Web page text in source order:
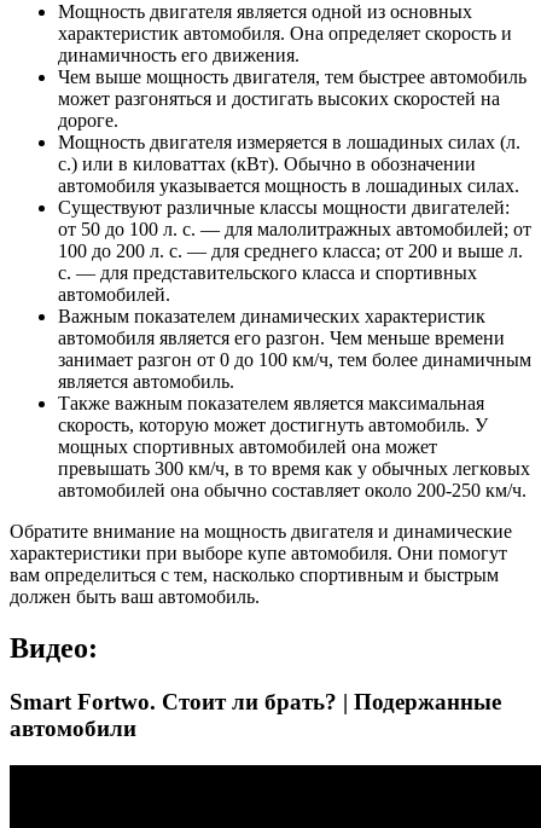
Мощность двигателя является одной из основных
характеристик автомобиля. Она определяет скорость и
динамичность его движения.
Чем выше мощность двигателя, тем быстрее автомобиль
может разгоняться и достигать высоких скоростей на
дороге.
Мощность двигателя измеряется в лошадиных силах (л.
с.) или в киловаттах (кВт). Обычно в обозначении
автомобиля указывается мощность в лошадиных силах.
Существуют различные классы мощности двигателей:
от 50 до 100 л. с. — для малолитражных автомобилей; от
100 до 200 л. с. — для среднего класса; от 200 и выше л.
с. — для представительского класса и спортивных
автомобилей.
Важным показателем динамических характеристик
автомобиля является его разгон. Чем меньше времени
занимает разгон от 0 до 100 км/ч, тем более динамичным
является автомобиль.
Также важным показателем является максимальная
скорость, которую может достигнуть автомобиль. У
мощных спортивных автомобилей она может
превышать 300 км/ч, в то время как у обычных легковых
автомобилей она обычно составляет около 200-250 км/ч.
Обратите внимание на мощность двигателя и динамические
характеристики при выборе купе автомобиля. Они помогут
вам определиться с тем, насколько спортивным и быстрым
должен быть ваш автомобиль.
Видео:
Smart Fortwo. Стоит ли брать? | Подержанные
автомобили